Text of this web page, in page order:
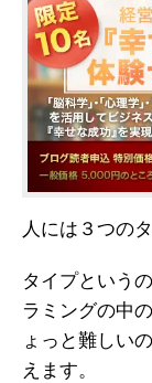
人には３つの
タイプという
ラミングの中
ょっと難しい
えます。